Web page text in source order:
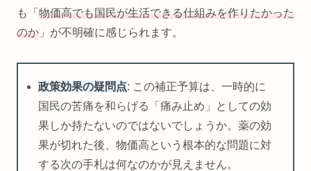
も「 物価高でも国民が生活できる仕組みを作りたかった
のか 」が不明確に感じられます。
政策効果の疑問点: この補正予算は、一時的に
国民の苦痛を和らげる「痛み止め」としての効
果しか持たないのではないでしょうか。薬の効
果が切れた後、物価高という根本的な問題に対
する次の手札は何なのかが見えません。